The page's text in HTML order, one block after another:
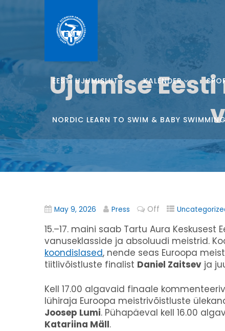
EESTI UJUMISLIIT KALENDER
NORDIC LEARN TO SWIM & BABY
Ujumise
May 9, 2026 Press Off
15.–17. maini saab Tartu Aura
vanuseklasside ja absoluudi meistrid.
koondislased, nende seas Euroopa
tiitlivõistluste finalist Daniel Zaitsev ja
Kell 17.00 algavaid finaale
lühiraja Euroopa meistrivõistluste
Joosep Lumi. Pühapäeval kell 16.00
Katariina Mäll.